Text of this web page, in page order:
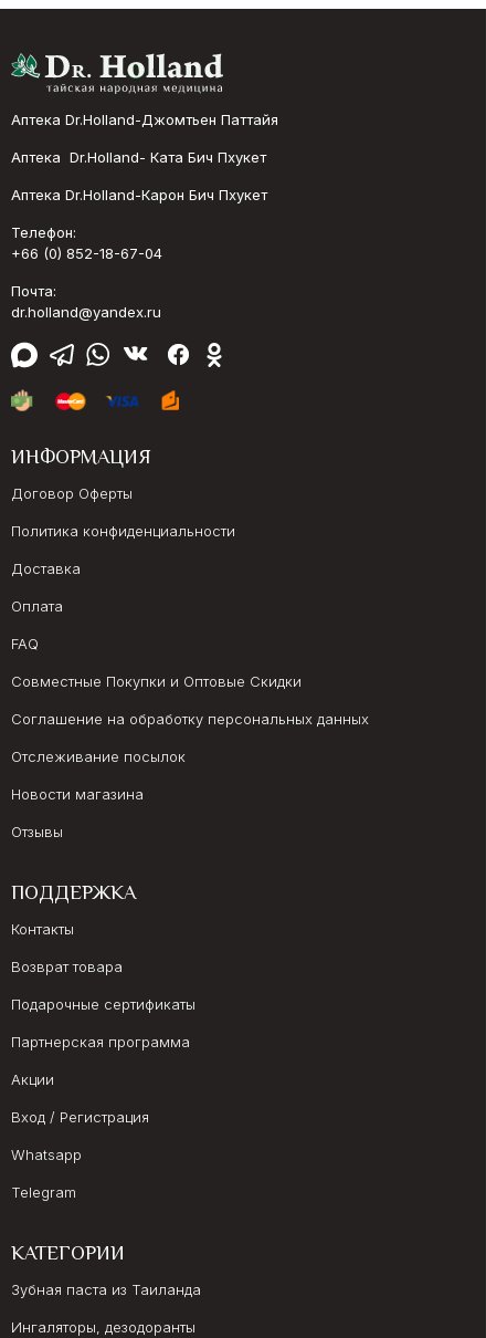
Аптека Dr.Holland-Джомтьен Паттайя
Аптека Dr.Holland- Ката Бич Пхукет
Аптека Dr.Holland-Карон Бич Пхукет
Телефон:
+66 (0) 852-18-67-04
Почта:
dr.holland@yandex.ru
ИНФОРМАЦИЯ
Договор Оферты
Политика конфиденциальности
Доставка
Оплата
FAQ
Совместные Покупки и Оптовые Скидки
Соглашение на обработку персональных данных
Отслеживание посылок
Новости магазина
Отзывы
ПОДДЕРЖКА
Контакты
Возврат товара
Подарочные сертификаты
Партнерская программа
Акции
Вход / Регистрация
Whatsapp
Telegram
КАТЕГОРИИ
Зубная паста из Таиланда
Ингаляторы, дезодоранты